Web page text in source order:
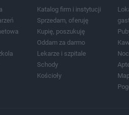
Katalog firm i instytucji
Sprzedam, oferuję
Kupię, poszukuję
Oddam za darmo
Lekarze i szpitale
Schody
Kościoły